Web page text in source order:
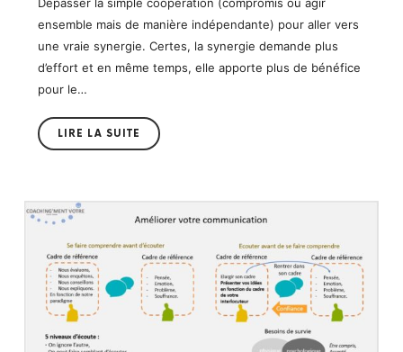
ensemble mais de manière indépendante) pour aller vers
une vraie synergie. Certes, la synergie demande plus
d’effort et en même temps, elle apporte plus de bénéfice
pour le…
LIRE LA SUITE